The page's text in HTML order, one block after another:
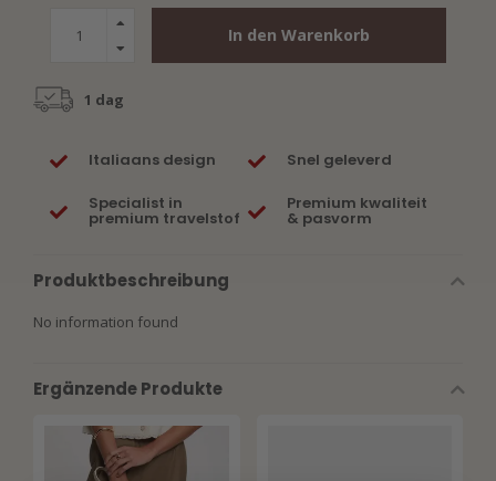
In den Warenkorb
1 dag
Italiaans design Snel geleverd
Specialist in
premium travelstof
Premium kwaliteit
& pasvorm
Produktbeschreibung
No information found
Ergänzende Produkte